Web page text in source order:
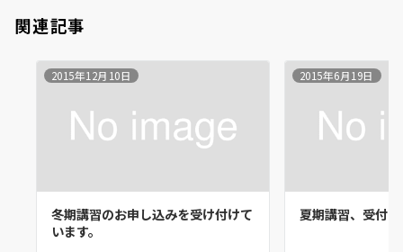
関連記事
2015年12月10日
冬期講習のお申し込みを受け付けて
います。
2015年6月19日
夏期講習、受付